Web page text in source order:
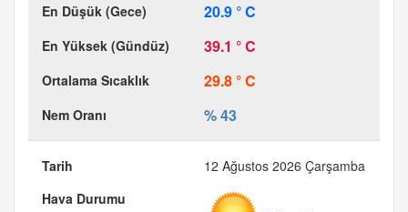
20.9 ° C
39.1 ° C
29.8 ° C
% 43
12 Ağustos 2026 Çarşamba